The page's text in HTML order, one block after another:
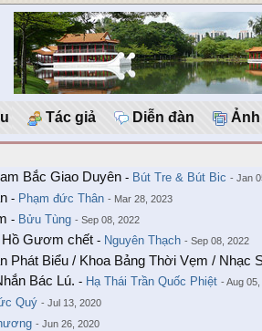
Tác giả Diễn đàn Ảnh
Bắc Giao Duyên - Bút Tre & Bút Bic - Jan
- Phạm đức Thân - Mar 28, 2023
- Bửu Tùng - Sep 08, 2022
Hồ Gươm chết - Nguyên Thạch - Sep 08, 2022
Phát Biểu / Khoa Bảng Thời Vẹm /
Bác Lú. - Hạ Thái Trần Quốc Phiệt - Aug
Quý - Jul 13, 2020
- Jun 26, 2020